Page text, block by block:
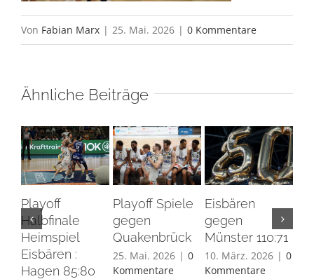
Von Fabian Marx | 25. Mai. 2026 | 0 Kommentare
Ähnliche Beiträge
Playoff
Halbfinale
Heimspiel
Eisbären :
Hagen 85:80
Playoff Spiele
gegen
Quakenbrück
25. Mai. 2026 | 0
Kommentare
Eisbären
gegen
Münster 110:71
10. März. 2026 | 0
Kommentare